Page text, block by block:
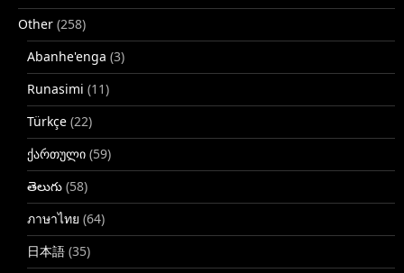
Other (258)
Abanhe'enga (3)
Runasimi (11)
Türkçe (22)
ქართული (59)
తెలుగు (58)
ภาษาไทย (64)
日本語 (35)